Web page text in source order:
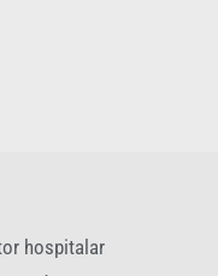
hospitalar